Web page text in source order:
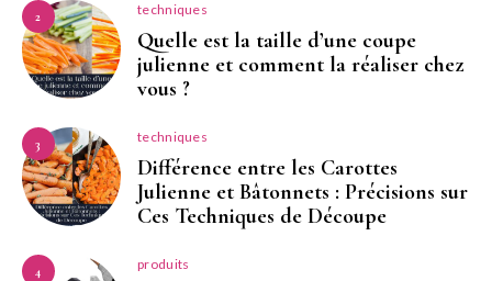
2 techniques
Quelle est la taille d’une coupe
julienne et comment la réaliser chez
vous ?
3 techniques
Différence entre les Carottes
Julienne et Bâtonnets : Précisions sur
Ces Techniques de Découpe
4 produits